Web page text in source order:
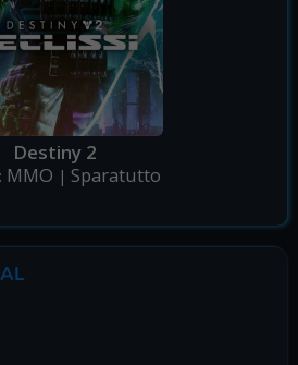
Destiny 2
MMO | Sparatutto